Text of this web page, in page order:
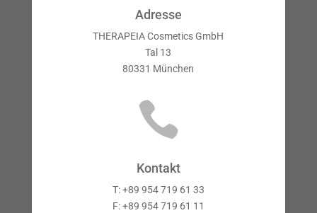
Adresse
THERAPEIA Cosmetics GmbH
Tal 13
80331 München

Kontakt
T: +89 954 719 61 33
F: +89 954 719 61 11